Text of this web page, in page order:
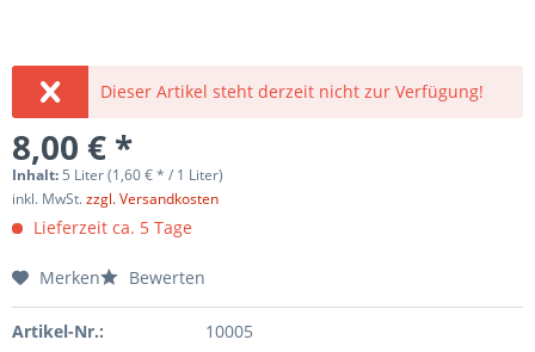
Dieser Artikel steht derzeit nicht zur Verfügung!
8,00 € *
Inhalt: 5 Liter (1,60 € * / 1 Liter)
inkl. MwSt.zzgl. Versandkosten
Lieferzeit ca. 5 Tage
Merken Bewerten
Artikel-Nr.: 10005